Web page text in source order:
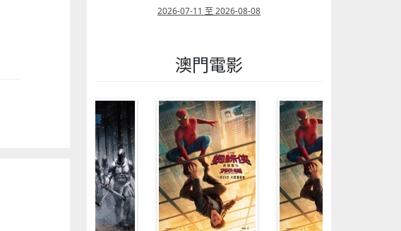
2026-07-11 至 2026-08-08
澳門電影